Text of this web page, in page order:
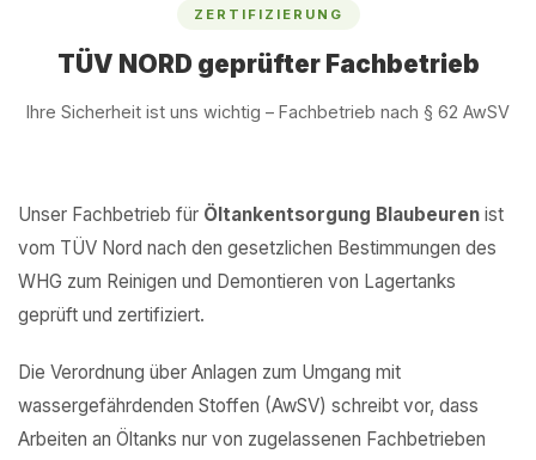
ZERTIFIZIERUNG
TÜV NORD geprüfter Fachbetrieb
Ihre Sicherheit ist uns wichtig – Fachbetrieb nach § 62 AwSV
Unser Fachbetrieb für Öltankentsorgung Blaubeuren ist
vom TÜV Nord nach den gesetzlichen Bestimmungen des
WHG zum Reinigen und Demontieren von Lagertanks
geprüft und zertifiziert.
Die Verordnung über Anlagen zum Umgang mit
wassergefährdenden Stoffen (AwSV) schreibt vor, dass
Arbeiten an Öltanks nur von zugelassenen Fachbetrieben